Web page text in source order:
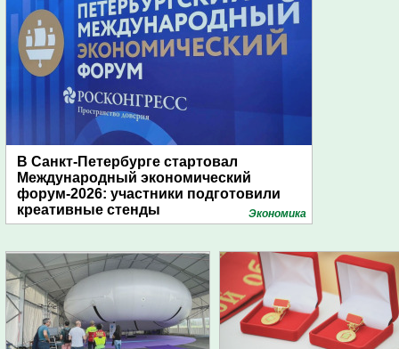
В Санкт-Петербурге стартовал
Международный экономический
форум-2026: участники подготовили
креативные стенды
Экономика